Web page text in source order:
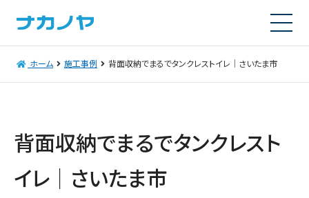
ホーム 施工事例 背面収納でまるでタンクレストイレ│さいたま市
背面収納でまるでタンクレスト
イレ│さいたま市